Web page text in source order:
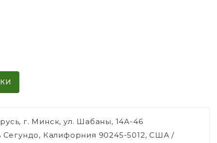
г. Минск, ул. Шабаны, 14А-46
Сегундо, Калифорния 90245-5012, США /